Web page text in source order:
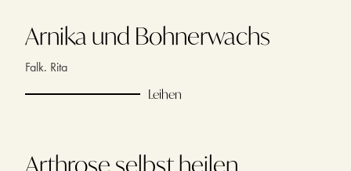
Arnika und Bohnerwachs
Falk. Rita
Leihen
Arthrose selbst heilen